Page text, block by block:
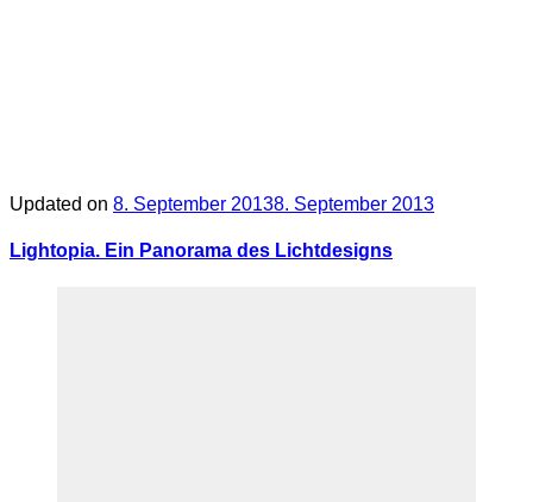
Updated on 8. September 20138. September 2013
Lightopia. Ein Panorama des Lichtdesigns